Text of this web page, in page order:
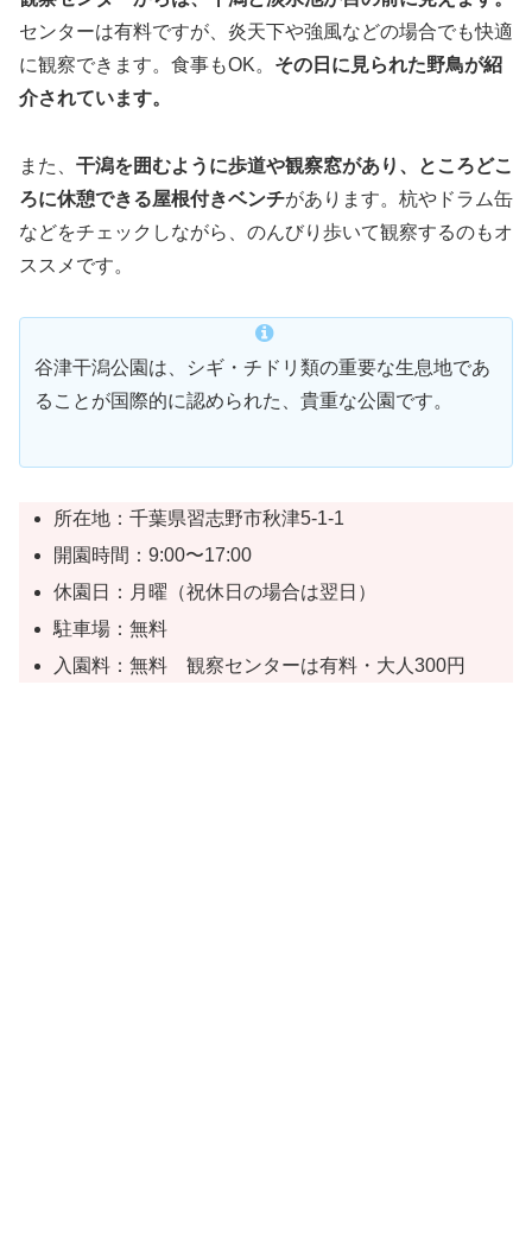
センターは有料ですが、炎天下や強風などの場合でも快適
に観察できます。食事もOK。 その日に見られた野鳥が紹
介されています。
また、 干潟を囲むように歩道や観察窓があり、ところどこ
ろに休憩できる屋根付きベンチがあります。杭やドラム缶
などをチェックしながら、のんびり歩いて観察するのもオ
ススメです。
谷津干潟公園は、シギ・チドリ類の重要な生息地であ
ることが国際的に認められた、貴重な公園です。
所在地：千葉県習志野市秋津5-1-1
開園時間：9:00〜17:00
休園日：月曜（祝休日の場合は翌日）
駐車場：無料
入園料：無料 観察センターは有料・大人300円